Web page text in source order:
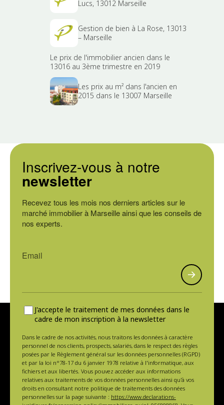
Lucs, 13012 Marseille
Gestion de bien à La Rose, 13013
– Marseille
Le prix de l'immobilier ancien dans le
13016 au 3ème trimestre en 2019
Les prix au m² dans l'ancien en
2015 dans le 13007 Marseille
Inscrivez-vous à notre
newsletter
Recevez tous les mois nos derniers articles sur le
marché immobilier à Marseille ainsi que les conseils de
nos experts.
J'accepte le traitement de mes données dans le
cadre de mon inscription à la newsletter
Dans le cadre de nos activités, nous traitons les données à caractère
personnel de nos clients, prospects, salariés, dans le respect des règles
posées par le Règlement général sur les données personnelles (RGPD)
et par la loi n°78-17 du 6 janvier 1978 relative à l'informatique, aux
fichiers et aux libertés. Vous pouvez accéder aux informations
relatives aux traitements de vos données personnelles ainsi qu'à vos
droits en consultant notre politique de traitements des données
personnelles sur la page suivante : https://www.declarations-